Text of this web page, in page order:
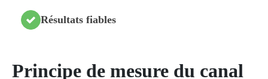
Résultats fiables
Principe de mesure du canal